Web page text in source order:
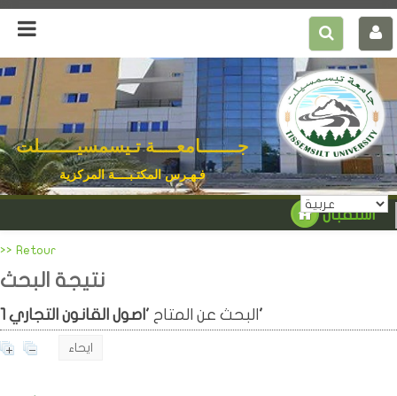
جـــــــامعــــة تـيسمسيـــــــلت
فـهـرس المكتـبــــة المركزية
استقبال
>> Retour
نتيجة البحث
1 البحث عن المتاح 'اصول القانون التجاري'
ايحاء